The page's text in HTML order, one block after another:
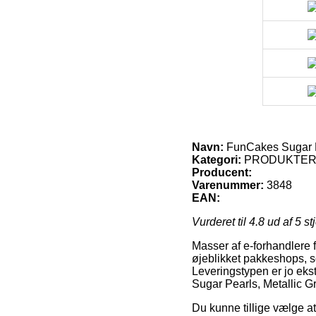
Navn: FunCakes Sugar
Kategori: PRODUKTER
Producent:
Varenummer: 3848
EAN:
Vurderet til 4.8 ud af 5
Masser af e-
øjeblikket pakkeshops,
Leveringstypen er jo
Sugar Pearls, Metallic
Du kunne tillige vælge